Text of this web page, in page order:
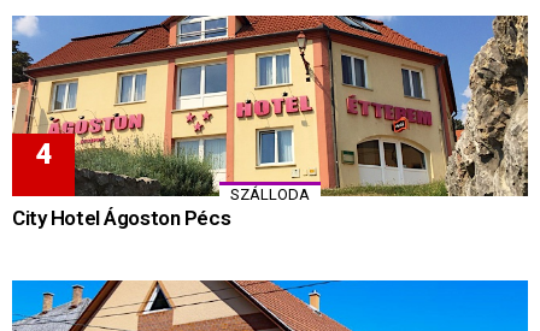
SZÁLLODA
City Hotel Ágoston Pécs